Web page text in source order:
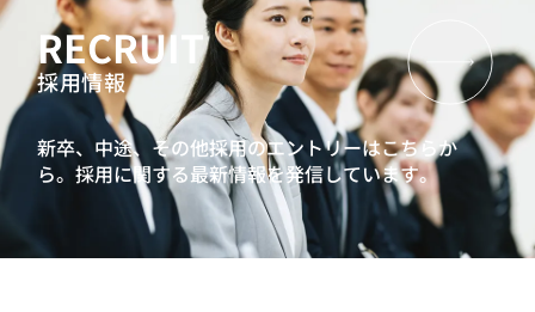
RECRUIT
採用情報
新卒、中途、その他採用のエントリーはこちらか
ら。採用に関する最新情報を発信しています。